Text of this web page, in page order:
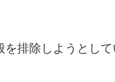
排除しようとし